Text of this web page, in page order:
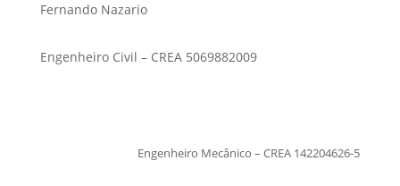
Fernando Nazario
Engenheiro Civil – CREA 5069882009
Engenheiro Mecânico – CREA 142204626-5